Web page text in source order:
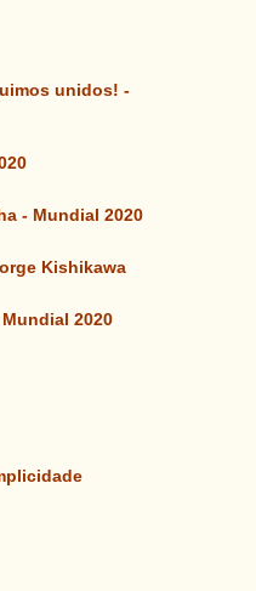
unidos! -
- Mundial 2020
Kishikawa
2020